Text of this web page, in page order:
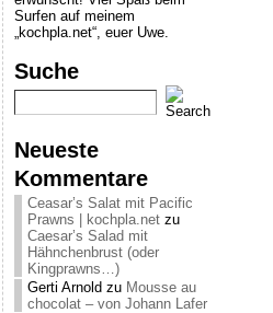
Surfen auf meinem
„kochpla.net“, euer Uwe.
Suche
Neueste
Kommentare
Ceasar’s Salat mit Pacific
Prawns | kochpla.net zu
Caesar’s Salad mit
Hähnchenbrust (oder
Kingprawns…)
Gerti Arnold zu Mousse au
chocolat – von Johann Lafer